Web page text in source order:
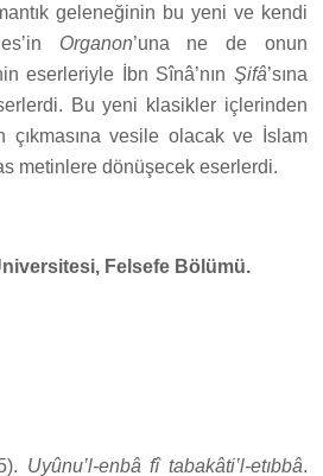
geleneğinin bu yeni ve kendi
Organon’una ne de onun
eserleriyle İbn Sînâ’nın Şifâ’sına
Bu yeni klasikler içlerinden
çıkmasına vesile olacak ve İslam
metinlere dönüşecek eserlerdi.
Felsefe Bölümü.
Uyûnu’l-enbâ fî tabakâti’l-etıbbâ.